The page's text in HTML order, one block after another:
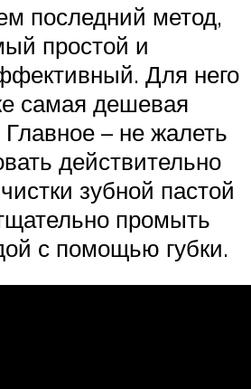
последний метод,
простой и
Для него
самая дешевая
Главное – не жалеть
действительно
зубной пастой
промыть
с помощью губки.